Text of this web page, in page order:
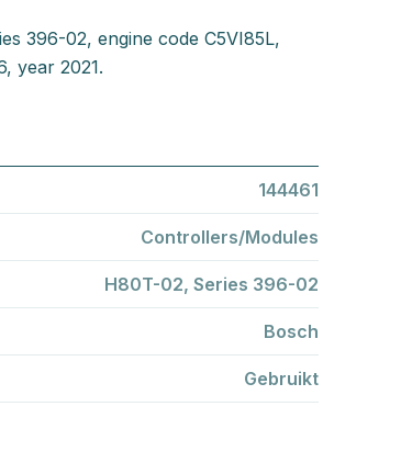
396-02, engine code C5VI85L,
year 2021.
144461
Controllers/Modules
H80T-02, Series 396-02
Bosch
Gebruikt